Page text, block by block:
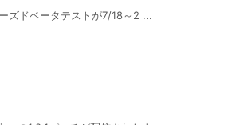
ズドベータテストが7/18～2 ...